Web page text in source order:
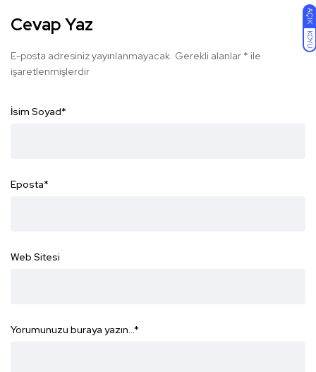
AÇIK
KOYU
Cevap Yaz
E-posta adresiniz yayınlanmayacak. Gerekli alanlar * ile
işaretlenmişlerdir
İsim Soyad*
Eposta*
Web Sitesi
Yorumunuzu buraya yazın...*